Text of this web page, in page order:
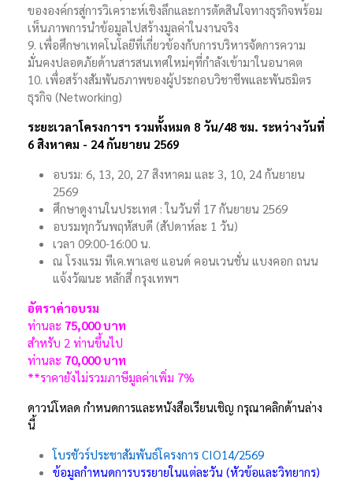
ขององค์กรสู่การวิเคราะห์เชิงลึกและการตัดสินใจทางธุรกิจพร้อม
เห็นภาพการนำข้อมูลไปสร้างมูลค่าในงานจริง
9. เพื่อศึกษาเทคโนโลยีที่เกี่ยวข้องกับการบริหารจัดการความ
มั่นคงปลอดภัยด้านสารสนเทศใหม่ๆที่กำลังเข้ามาในอนาคต
10. เพื่อสร้างสัมพันธภาพของผู้ประกอบวิชาชีพและพันธมิตร
ธุรกิจ (Networking)
ระยะเวลาโครงการฯ รวมทั้งหมด 8 วัน/48 ชม. ระหว่างวันที่
6 สิงหาคม - 24 กันยายน 2569
อบรม: 6, 13, 20, 27 สิงหาคม และ 3, 10, 24 กันยายน
2569
ศึกษาดูงานในประเทศ : ในวันที่ 17 กันยายน 2569
อบรมทุกวันพฤหัสบดี (สัปดาห์ละ 1 วัน)
เวลา 09:00-16:00 น.
ณ โรงแรม ทีเค.พาเลซ แอนด์ คอนเวนชั่น แบงคอก ถนน
แจ้งวัฒนะ หลักสี่ กรุงเทพฯ
อัตราค่าอบรม
ท่านละ 75,000 บาท
สำหรับ 2 ท่านขึ้นไป
ท่านละ 70,000 บาท
**ราคายังไม่รวมภาษีมูลค่าเพิ่ม 7%
ดาวน์โหลด กำหนดการและหนังสือเรียนเชิญ กรุณาคลิกด้านล่าง
นี้
โบรชัวร์ประชาสัมพันธ์โครงการ CIO14/2569
ข้อมูลกำหนดการบรรยายในแต่ละวัน (หัวข้อและวิทยากร)